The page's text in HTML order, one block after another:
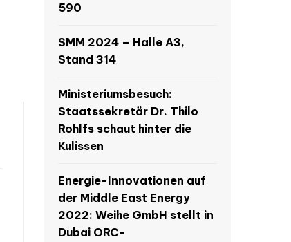
590
SMM 2024 – Halle A3,
Stand 314
Ministeriumsbesuch:
Staatssekretär Dr. Thilo
Rohlfs schaut hinter die
Kulissen
Energie-Innovationen auf
der Middle East Energy
2022: Weihe GmbH stellt in
Dubai ORC-